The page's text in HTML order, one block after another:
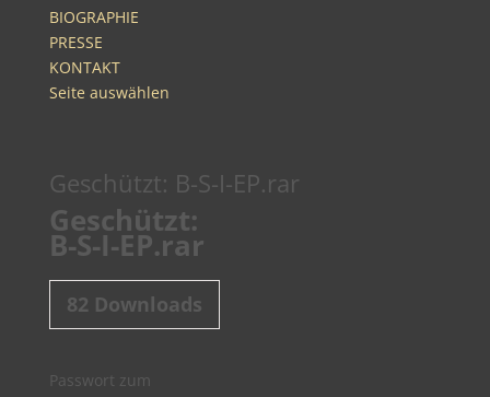
BIOGRAPHIE
PRESSE
KONTAKT
Seite auswählen
Geschützt: B-S-I-EP.rar
Geschützt:
B-S-I-EP.rar
82 Downloads
Passwort zum